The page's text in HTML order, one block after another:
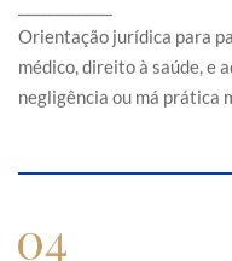
Orientação jurídica para
médico, direito à saúde, e
negligência ou má prática
erro médico,
indenizatórias por